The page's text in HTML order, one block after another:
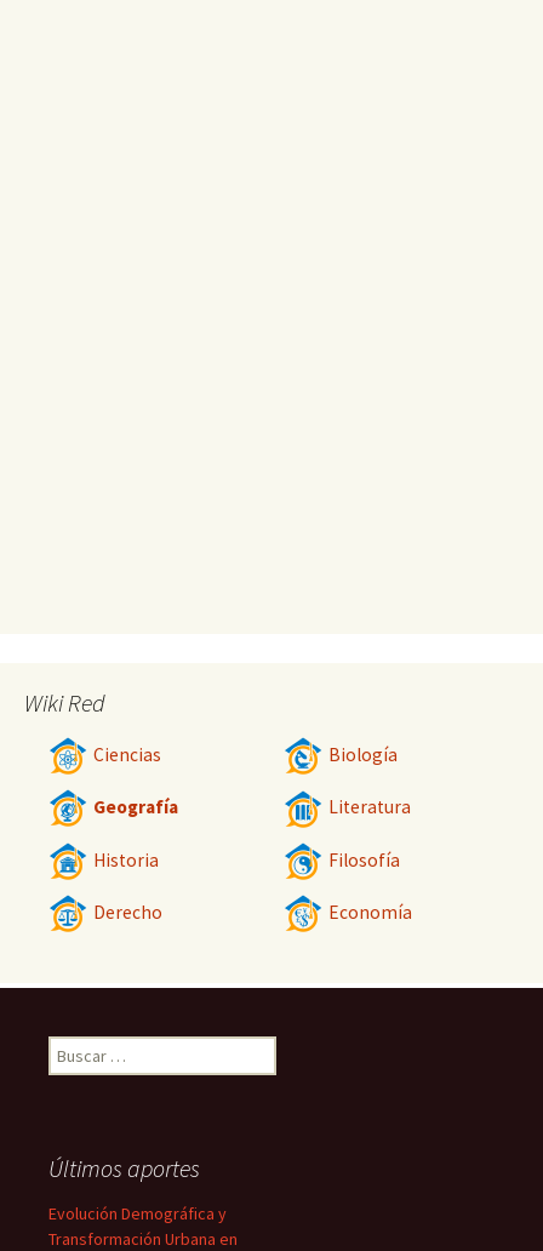
Wiki Red
Ciencias Biología
Geografía Literatura
Historia Filosofía
Derecho Economía
Buscar:
Últimos aportes
Evolución Demográfica y
Transformación Urbana en